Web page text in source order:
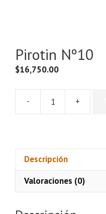
Pirotin Nº10
$16,750.00
- +
Descripción
Valoraciones (0)